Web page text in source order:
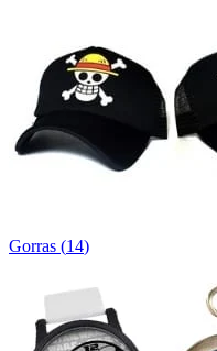
Gorras (14)